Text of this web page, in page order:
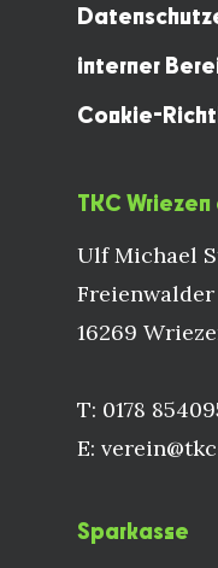
interner
Cookie-
TKC Wriezen
Ulf Michael
Freienwalder
16269
T: 0178
E:
Sparkasse